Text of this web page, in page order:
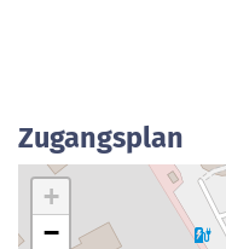
Zugangsplan
+
−